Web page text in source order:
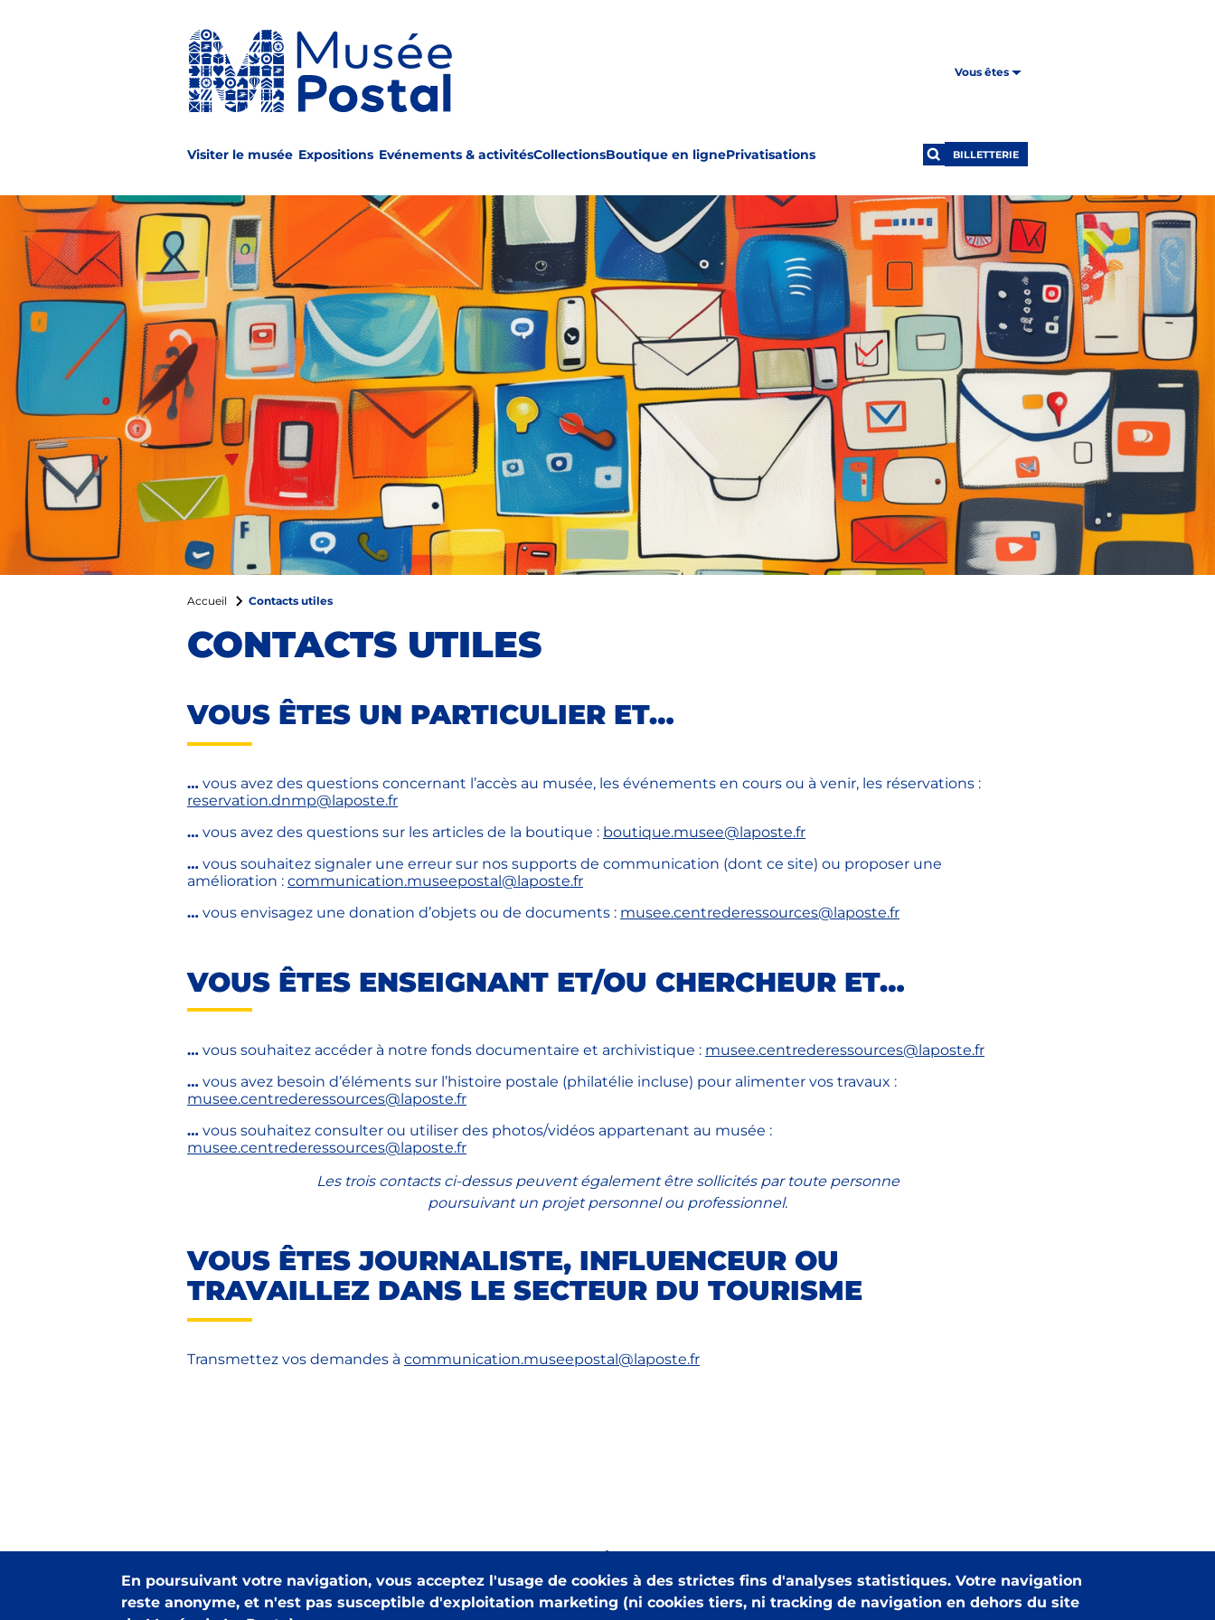
Vous êtes
Visiter le musée Expositions Evénements & activitésCollectionsBoutique en lignePrivatisations
Rechercher BILLETTERIE
Accueil Contacts utiles
CONTACTS UTILES
VOUS ÊTES UN PARTICULIER ET…
… vous avez des questions concernant l’accès au musée, les événements en cours ou à venir, les réservations :
reservation.dnmp@laposte.fr
… vous avez des questions sur les articles de la boutique : boutique.musee@laposte.fr
… vous souhaitez signaler une erreur sur nos supports de communication (dont ce site) ou proposer une
amélioration : communication.museepostal@laposte.fr
… vous envisagez une donation d’objets ou de documents : musee.centrederessources@laposte.fr
VOUS ÊTES ENSEIGNANT ET/OU CHERCHEUR ET…
… vous souhaitez accéder à notre fonds documentaire et archivistique : musee.centrederessources@laposte.fr
… vous avez besoin d’éléments sur l’histoire postale (philatélie incluse) pour alimenter vos travaux :
musee.centrederessources@laposte.fr
… vous souhaitez consulter ou utiliser des photos/vidéos appartenant au musée :
musee.centrederessources@laposte.fr
Les trois contacts ci-dessus peuvent également être sollicités par toute personne
poursuivant un projet personnel ou professionnel.
VOUS ÊTES JOURNALISTE, INFLUENCEUR OU
TRAVAILLEZ DANS LE SECTEUR DU TOURISME
Transmettez vos demandes à communication.museepostal@laposte.fr
Retour en haut de la page
En poursuivant votre navigation, vous acceptez l'usage de cookies à des strictes fins d'analyses statistiques. Votre navigation
reste anonyme, et n'est pas susceptible d'exploitation marketing (ni cookies tiers, ni tracking de navigation en dehors du site